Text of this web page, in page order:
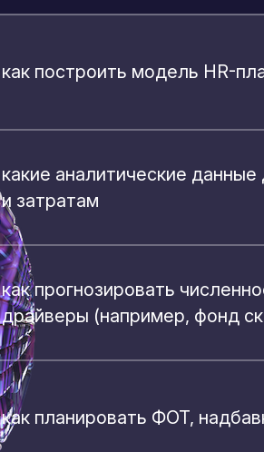
как построить модель HR-
какие аналитические
и затратам
как прогнозировать
драйверы (например, фонд
как планировать ФОТ,